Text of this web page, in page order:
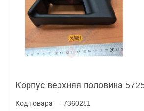
Корпус верхняя половина
Код товара — 7360281